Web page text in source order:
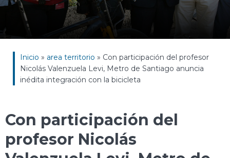
Inicio » area territorio » Con participación del profesor
Nicolás Valenzuela Levi, Metro de Santiago anuncia
inédita integración con la bicicleta
Con participación del
profesor Nicolás